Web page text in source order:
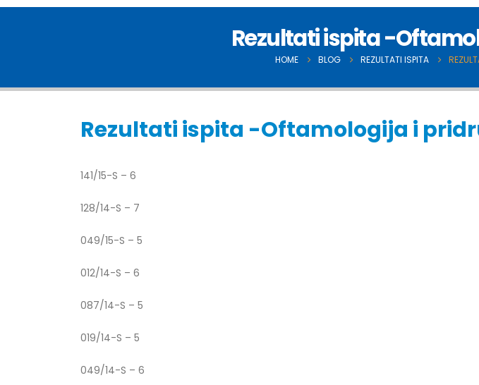
Rezultati ispita -
HOME BLOG REZULTATI ISPITA
Rezultati ispita -Oftamologija i
141/15-S – 6
128/14-S – 7
049/15-S – 5
012/14-S – 6
087/14-S – 5
019/14-S – 5
049/14-S – 6
godine
godine
ispita